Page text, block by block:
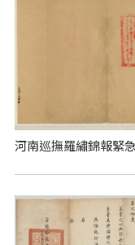
河南巡撫羅繡錦報緊